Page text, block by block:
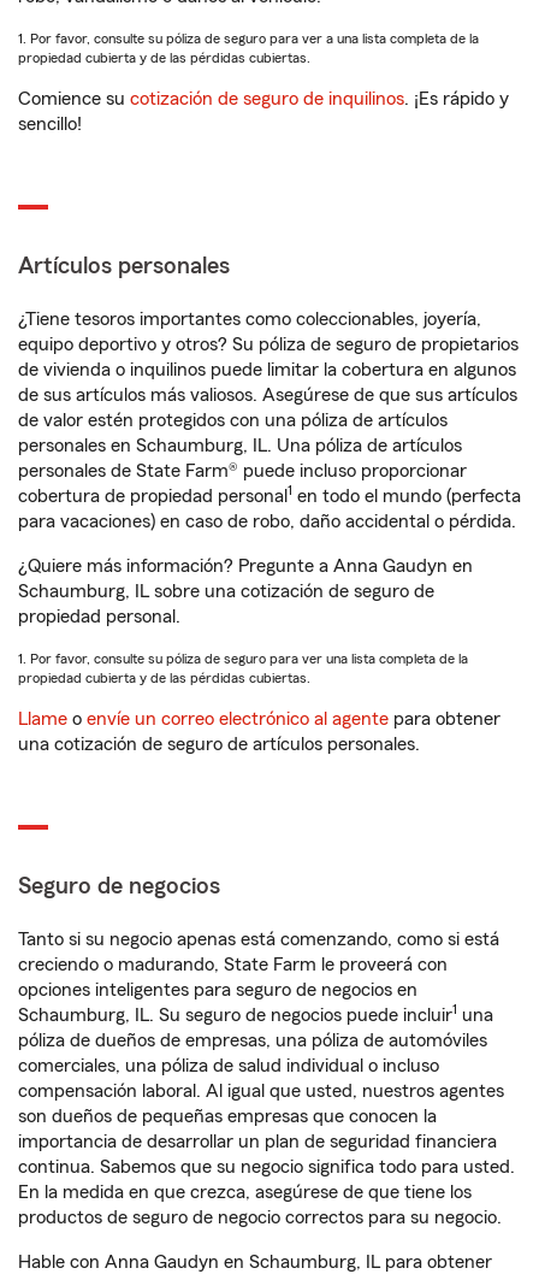
1. Por favor, consulte su póliza de seguro para ver a una lista completa de la
propiedad cubierta y de las pérdidas cubiertas.
Comience su cotización de seguro de inquilinos. ¡Es rápido y
sencillo!
Artículos personales
¿Tiene tesoros importantes como coleccionables, joyería,
equipo deportivo y otros? Su póliza de seguro de propietarios
de vivienda o inquilinos puede limitar la cobertura en algunos
de sus artículos más valiosos. Asegúrese de que sus artículos
de valor estén protegidos con una póliza de artículos
personales en Schaumburg, IL. Una póliza de artículos
personales de State Farm® puede incluso proporcionar
cobertura de propiedad personal 1 en todo el mundo (perfecta
para vacaciones) en caso de robo, daño accidental o pérdida.
¿Quiere más información? Pregunte a Anna Gaudyn en
Schaumburg, IL sobre una cotización de seguro de
propiedad personal.
1. Por favor, consulte su póliza de seguro para ver una lista completa de la
propiedad cubierta y de las pérdidas cubiertas.
Llame o envíe un correo electrónico al agente para obtener
una cotización de seguro de artículos personales.
Seguro de negocios
Tanto si su negocio apenas está comenzando, como si está
creciendo o madurando, State Farm le proveerá con
opciones inteligentes para seguro de negocios en
Schaumburg, IL. Su seguro de negocios puede incluir1 una
póliza de dueños de empresas, una póliza de automóviles
comerciales, una póliza de salud individual o incluso
compensación laboral. Al igual que usted, nuestros agentes
son dueños de pequeñas empresas que conocen la
importancia de desarrollar un plan de seguridad financiera
continua. Sabemos que su negocio significa todo para usted.
En la medida en que crezca, asegúrese de que tiene los
productos de seguro de negocio correctos para su negocio.
Hable con Anna Gaudyn en Schaumburg, IL para obtener